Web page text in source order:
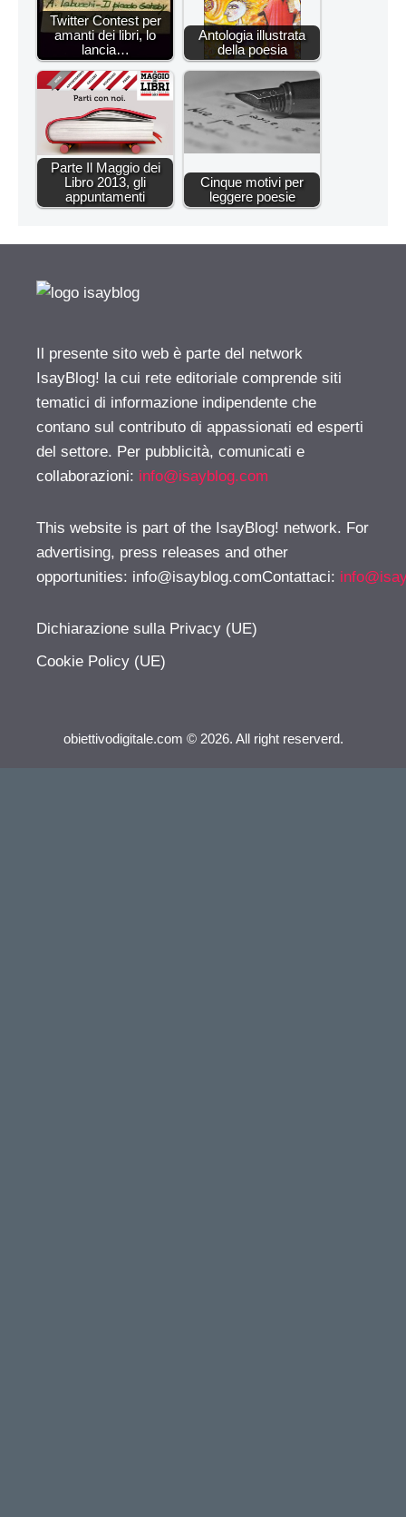
Twitter Contest per
amanti dei libri, lo
lancia…
Antologia illustrata
della poesia
Parte Il Maggio dei
Libro 2013, gli
appuntamenti
Cinque motivi per
leggere poesie
Il presente sito web è parte del network
IsayBlog! la cui rete editoriale comprende siti
tematici di informazione indipendente che
contano sul contributo di appassionati ed esperti
del settore. Per pubblicità, comunicati e
collaborazioni: info@isayblog.com
This website is part of the IsayBlog! network. For
advertising, press releases and other
opportunities: info@isayblog.comContattaci:
Dichiarazione sulla Privacy (UE)
Cookie Policy (UE)
obiettivodigitale.com © 2026. All right reserverd.